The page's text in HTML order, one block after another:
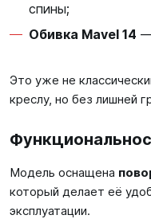
спины;
Обивка Mavel 14 —
Это уже не
креслу, но без лишней
Модель оснащена
который делает её
эксплуатации.